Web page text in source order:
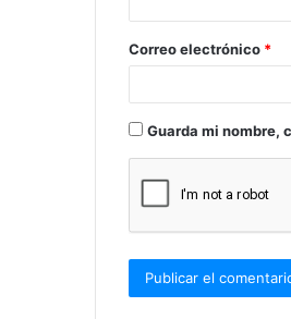
*
Correo electrónico *
Guarda mi nombre,